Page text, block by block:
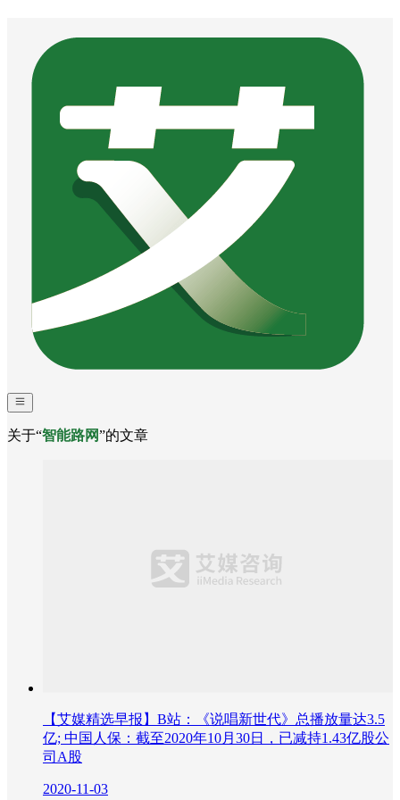
关于“智能路网”的文章
【艾媒精选早报】B站：《说唱新世代》总播放量达3.5
亿; 中国人保：截至2020年10月30日，已减持1.43亿股公
司A股
2020-11-03